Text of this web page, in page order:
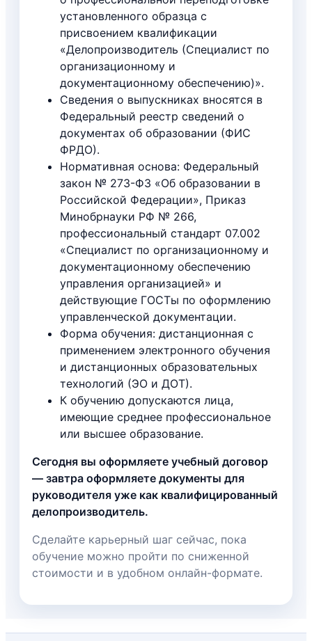
установленного образца с
присвоением квалификации
«Делопроизводитель (Специалист по
организационному и
документационному обеспечению)».
Сведения о выпускниках вносятся в
Федеральный реестр сведений о
документах об образовании (ФИС
ФРДО).
Нормативная основа: Федеральный
закон № 273-ФЗ «Об образовании в
Российской Федерации», Приказ
Минобрнауки РФ № 266,
профессиональный стандарт 07.002
«Специалист по организационному и
документационному обеспечению
управления организацией» и
действующие ГОСТы по оформлению
управленческой документации.
Форма обучения: дистанционная с
применением электронного обучения
и дистанционных образовательных
технологий (ЭО и ДОТ).
К обучению допускаются лица,
имеющие среднее профессиональное
или высшее образование.
Сегодня вы оформляете учебный договор
— завтра оформляете документы для
руководителя уже как квалифицированный
делопроизводитель.
Сделайте карьерный шаг сейчас, пока
обучение можно пройти по сниженной
стоимости и в удобном онлайн-формате.